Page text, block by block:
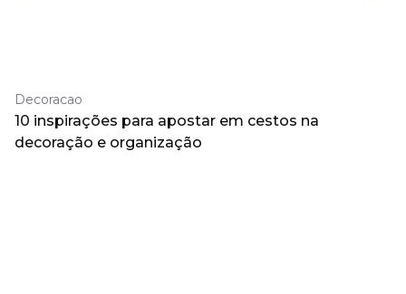
Decoracao
10 inspirações para apostar em cestos na
decoração e organização